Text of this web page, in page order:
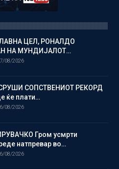
ЦЕЛ, РОНАЛДО
НА МУНДИЈАЛОТ…
08/2026
СОПСТВЕНИОТ РЕКОРД
ќе плати…
08/2026
Гром усмрти
натпревар во…
08/2026